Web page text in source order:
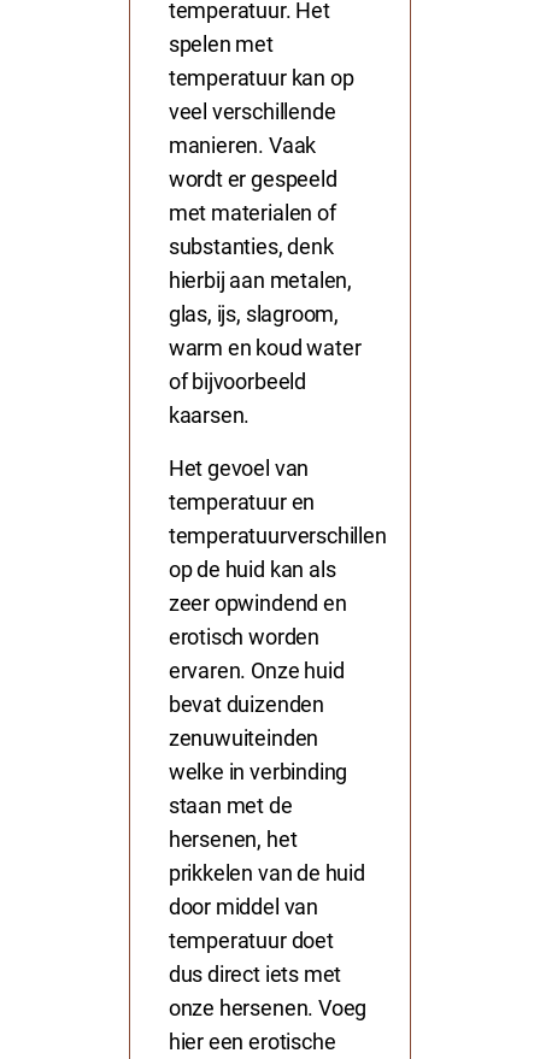
temperatuur. Het
spelen met
temperatuur kan op
veel verschillende
manieren. Vaak
wordt er gespeeld
met materialen of
substanties, denk
hierbij aan metalen,
glas, ijs, slagroom,
warm en koud water
of bijvoorbeeld
kaarsen.
Het gevoel van
temperatuur en
temperatuurverschillen
op de huid kan als
zeer opwindend en
erotisch worden
ervaren. Onze huid
bevat duizenden
zenuwuiteinden
welke in verbinding
staan met de
hersenen, het
prikkelen van de huid
door middel van
temperatuur doet
dus direct iets met
onze hersenen. Voeg
hier een erotische